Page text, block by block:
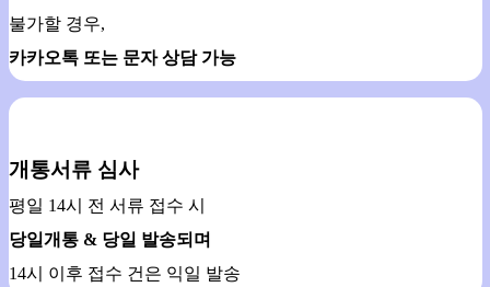
불가할 경우,
카카오톡 또는 문자 상담 가능
개통서류 심사
평일 14시 전 서류 접수 시
당일개통 & 당일 발송되며
14시 이후 접수 건은 익일 발송